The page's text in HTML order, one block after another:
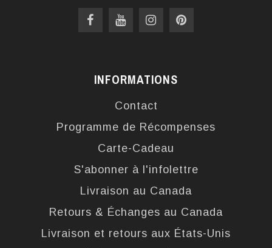
INFORMATIONS
Contact
Programme de Récompenses
Carte-Cadeau
S'abonner à l'infolettre
Livraison au Canada
Retours & Échanges au Canada
Livraison et retours aux États-Unis